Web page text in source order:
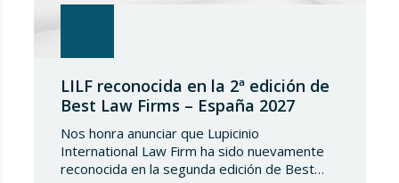
LILF reconocida en la 2ª edición de
Best Law Firms – España 2027
Nos honra anunciar que Lupicinio
International Law Firm ha sido nuevamente
reconocida en la segunda edición de Best